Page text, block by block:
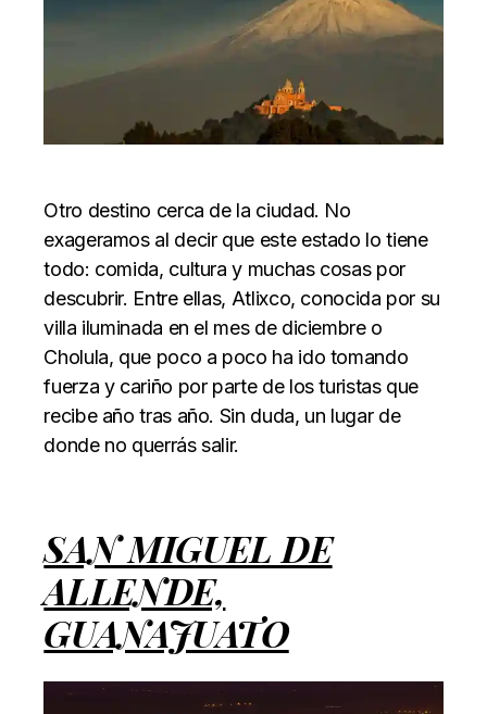
Otro destino cerca de la ciudad. No
exageramos al decir que este estado lo tiene
todo: comida, cultura y muchas cosas por
descubrir. Entre ellas, Atlixco, conocida por su
villa iluminada en el mes de diciembre o
Cholula, que poco a poco ha ido tomando
fuerza y cariño por parte de los turistas que
recibe año tras año. Sin duda, un lugar de
donde no querrás salir.
SAN MIGUEL DE
ALLENDE,
GUANAJUATO